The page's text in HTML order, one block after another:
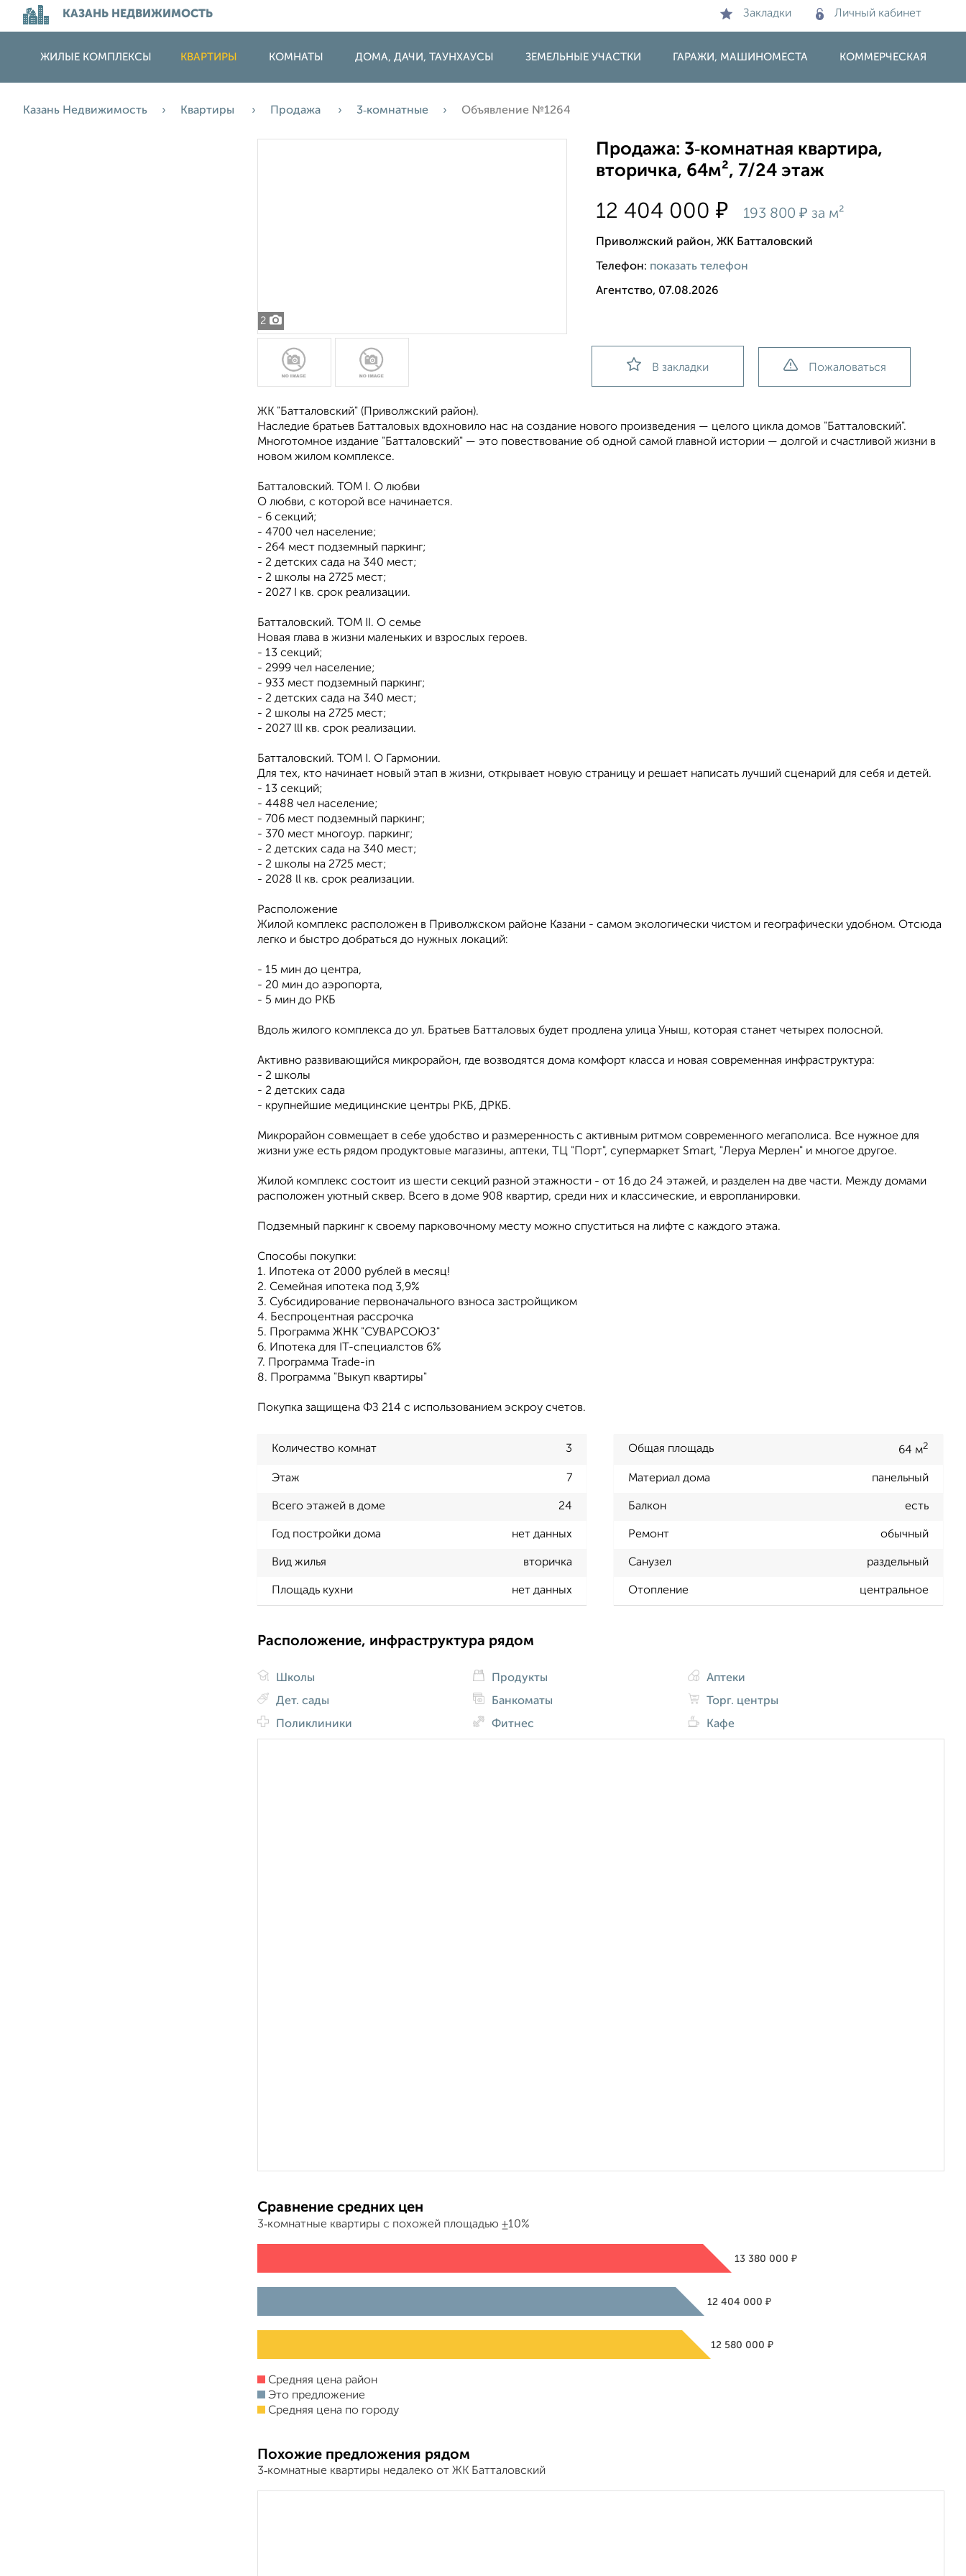
КАЗАНЬ НЕДВИЖИМОСТЬ Закладки Личный кабинет
ЖИЛЫЕ КОМПЛЕКСЫ КВАРТИРЫ КОМНАТЫ ДОМА, ДАЧИ, ТАУНХАУСЫ ЗЕМЕЛЬНЫЕ УЧАСТКИ ГАРАЖИ, МАШИНОМЕСТА КОММЕРЧЕСКАЯ
Казань Недвижимость Квартиры Продажа 3‑комнатные Объявление №1264
2
Продажа: 3‑комнатная квартира,
вторичка, 64м², 7/24 этаж
12 404 000₽ 193 800₽ за м²
Приволжский район, ЖК Батталовский
Телефон: показать телефон
Агентство, 07.08.2026
В закладки Пожаловаться
ЖК "Батталовский" (Приволжский район).
Наследие братьев Батталовых вдохновило нас на создание нового произведения — целого цикла домов "Батталовский".
Многотомное издание "Батталовский" — это повествование об одной самой главной истории — долгой и счастливой жизни в
новом жилом комплексе.
Батталовский. ТОМ I. О любви
О любви, с которой все начинается.
- 6 секций;
- 4700 чел население;
- 264 мест подземный паркинг;
- 2 детских сада на 340 мест;
- 2 школы на 2725 мест;
- 2027 I кв. срок реализации.
Батталовский. ТОМ II. О семье
Новая глава в жизни маленьких и взрослых героев.
- 13 секций;
- 2999 чел население;
- 933 мест подземный паркинг;
- 2 детских сада на 340 мест;
- 2 школы на 2725 мест;
- 2027 llI кв. срок реализации.
Батталовский. ТОМ I. О Гармонии.
Для тех, кто начинает новый этап в жизни, открывает новую страницу и решает написать лучший сценарий для себя и детей.
- 13 секций;
- 4488 чел население;
- 706 мест подземный паркинг;
- 370 мест многоур. паркинг;
- 2 детских сада на 340 мест;
- 2 школы на 2725 мест;
- 2028 ll кв. срок реализации.
Расположение
Жилой комплекс расположен в Приволжском районе Казани - самом экологически чистом и географически удобном. Отсюда
легко и быстро добраться до нужных локаций:
- 15 мин до центра,
- 20 мин до аэропорта,
- 5 мин до РКБ
Вдоль жилого комплекса до ул. Братьев Батталовых будет продлена улица Уныш, которая станет четырех полосной.
Активно развивающийся микрорайон, где возводятся дома комфорт класса и новая современная инфраструктура:
- 2 школы
- 2 детских сада
- крупнейшие медицинские центры РКБ, ДРКБ.
Микрорайон совмещает в себе удобство и размеренность с активным ритмом современного мегаполиса. Все нужное для
жизни уже есть рядом продуктовые магазины, аптеки, ТЦ "Порт", супермаркет Smart, "Леруа Мерлен" и многое другое.
Жилой комплекс состоит из шести секций разной этажности - от 16 до 24 этажей, и разделен на две части. Между домами
расположен уютный сквер. Всего в доме 908 квартир, среди них и классические, и европланировки.
Подземный паркинг к своему парковочному месту можно спуститься на лифте с каждого этажа.
Способы покупки:
1. Ипотека от 2000 рублей в месяц!
2. Семейная ипотека под 3,9%
3. Субсидирование первоначального взноса застройщиком
4. Беспроцентная рассрочка
5. Программа ЖНК "СУВАРСОЮЗ"
6. Ипотека для IT-специалстов 6%
7. Программа Trade-in
8. Программа "Выкуп квартиры"
Покупка защищена ФЗ 214 с использованием эскроу счетов.
Количество комнат 3 Общая площадь 64 м2
Этаж 7 Материал дома панельный
Всего этажей в доме 24 Балкон есть
Год постройки дома нет данных Ремонт обычный
Вид жилья вторичка Санузел раздельный
Площадь кухни нет данных Отопление центральное
Расположение, инфраструктура рядом
Школы
Дет. сады
Поликлиники
Продукты
Банкоматы
Фитнес
Аптеки
Торг. центры
Кафе
Сравнение средних цен
3‑комнатные квартиры с похожей площадью ±10%
13 380 000₽
12 404 000 ₽
12 580 000₽
Средняя цена район
Это предложение
Средняя цена по городу
Похожие предложения рядом
3‑комнатные квартиры недалеко от ЖК Батталовский